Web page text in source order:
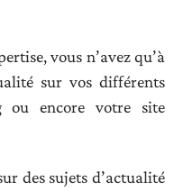
vous n’avez qu’à
sur vos différents
ou encore votre site
des sujets d’actualité